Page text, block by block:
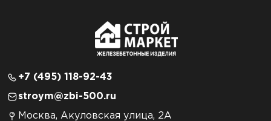
+7 (495) 118-92-43
stroym@zbi-500.ru
Москва, Акуловская улица, 2А